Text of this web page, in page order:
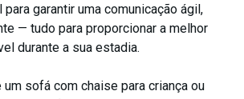
garantir uma comunicação ágil,
— tudo para proporcionar a melhor
durante a sua estadia.
um sofá com chaise para criança ou